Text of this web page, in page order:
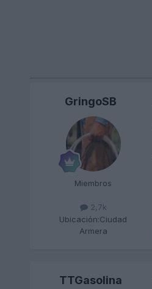
GringoSB
Miembros
2,7k
Ubicación:Ciudad
Armera
TTGasolina